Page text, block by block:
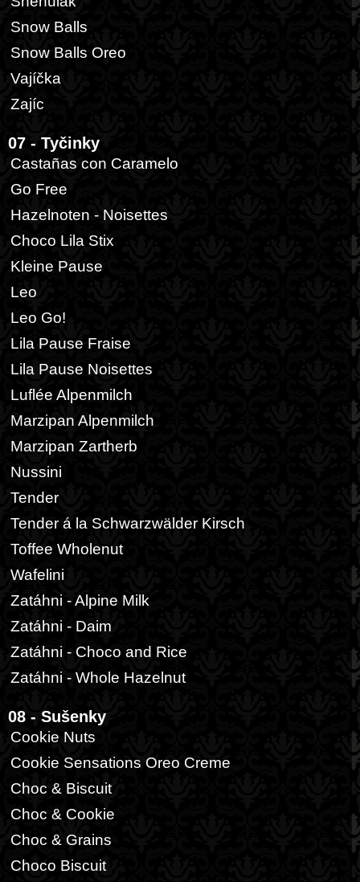
Snow Balls
Snow Balls Oreo
Vajíčka
Zajíc
07 - Tyčinky
Castañas con Caramelo
Go Free
Hazelnoten - Noisettes
Choco Lila Stix
Kleine Pause
Leo
Leo Go!
Lila Pause Fraise
Lila Pause Noisettes
Luflée Alpenmilch
Marzipan Alpenmilch
Marzipan Zartherb
Nussini
Tender
Tender á la Schwarzwälder Kirsch
Toffee Wholenut
Wafelini
Zatáhni - Alpine Milk
Zatáhni - Daim
Zatáhni - Choco and Rice
Zatáhni - Whole Hazelnut
08 - Sušenky
Cookie Nuts
Cookie Sensations Oreo Creme
Choc & Biscuit
Choc & Cookie
Choc & Grains
Choco Biscuit